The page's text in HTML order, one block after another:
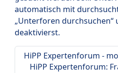
automatisch mit
„Unterforen durchsuchen“
deaktivierst.